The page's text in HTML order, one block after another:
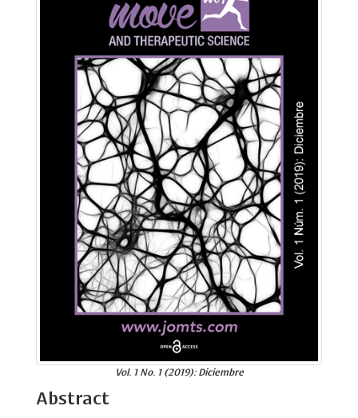
Vol. 1 No. 1 (2019): Diciembre
Abstract